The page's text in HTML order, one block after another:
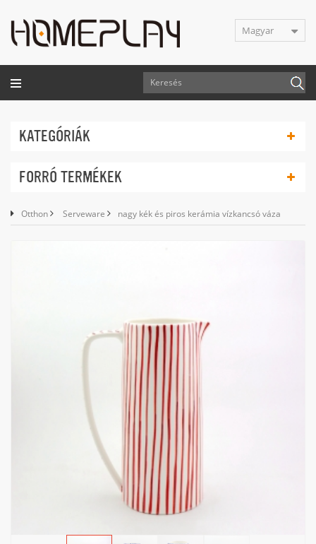
Magyar
KATEGÓRIÁK
FORRÓ TERMÉKEK
Otthon Serveware nagy kék és piros kerámia vízkancsó váza